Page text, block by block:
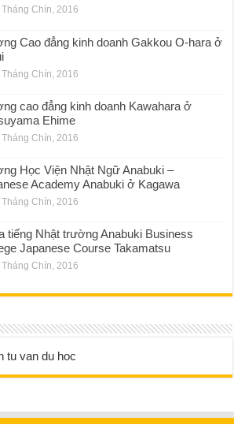
Chín, 2016
Cao đẳng kinh doanh Gakkou O-hara ở
Tháng Chín, 2016
cao đẳng kinh doanh Kawahara ở
Ehime
Tháng Chín, 2016
Học Viện Nhật Ngữ Anabuki –
Academy Anabuki ở Kagawa
Chín, 2016
tiếng Nhật trường Anabuki Business
Japanese Course Takamatsu
Chín, 2016